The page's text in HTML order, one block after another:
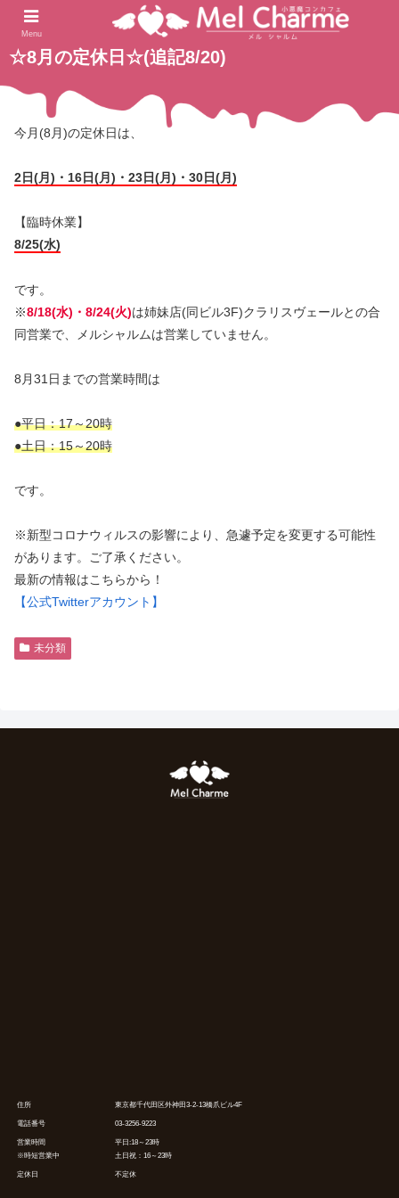
ホーム 未分類
☆8月の定休日☆(追記8/20)
2021.07.28
今月(8月)の定休日は、
2日(月)・16日(月)・23日(月)・30日(月)
【臨時休業】
8/25(水)
です。
※8/18(水)・8/24(火)は姉妹店(同ビル3F)クラリスヴェールとの合
同営業で、メルシャルムは営業していません。
8月31日までの営業時間は
●平日：17～20時
●土日：15～20時
です。
※新型コロナウィルスの影響により、急遽予定を変更する可能性
があります。ご了承ください。
最新の情報はこちらから！
【公式Twitterアカウント】
未分類
住所 東京都千代田区外神田3-2-13橋爪ビル4F
電話番号 03-3256-9223
営業時間
※時短営業中
平日:18～23時
土日祝：16～23時
定休日 不定休
Menu